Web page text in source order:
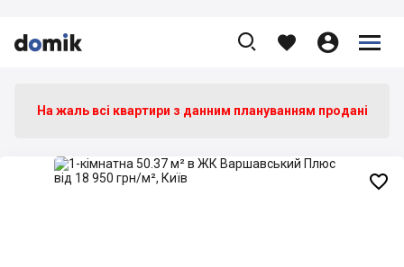


    


На жаль всі квартири з данним плануванням продані
